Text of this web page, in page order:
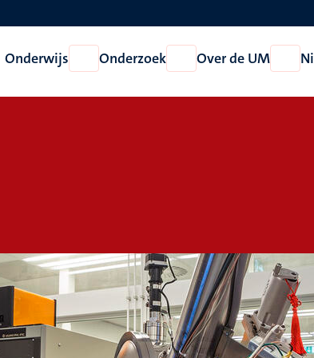
Onderwijs
Open
Onderwijs
Onderzoek
Open
Onderzoek
Over de UM
Open
Over